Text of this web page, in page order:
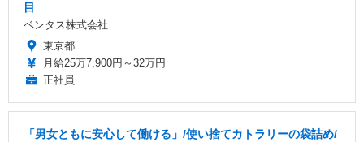
目
ベンタス株式会社
東京都
月給25万7,900円～32万円
正社員
「男女ともに安心して働ける」/使い捨てカトラリーの袋詰め/